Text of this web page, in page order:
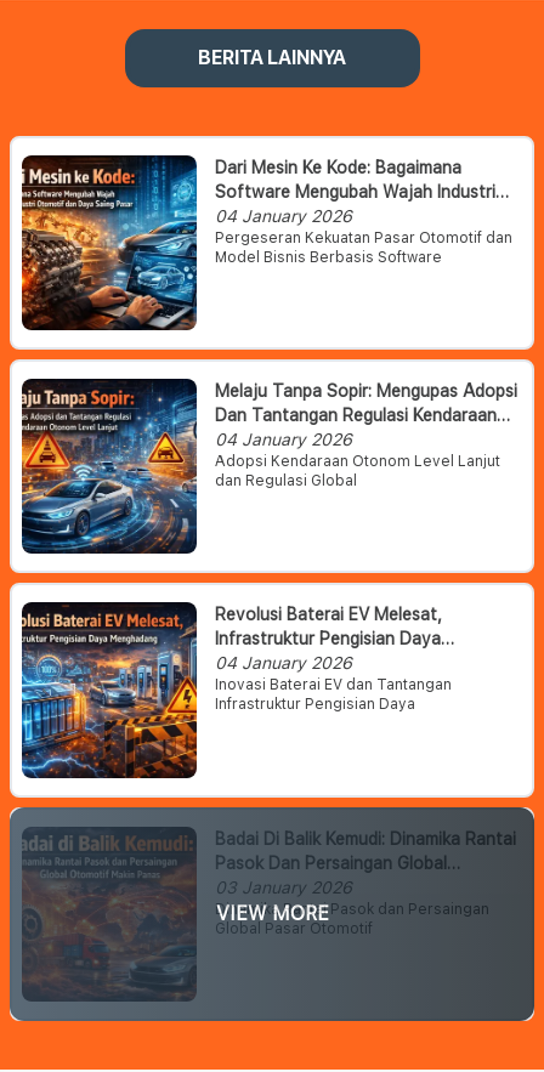
BERITA LAINNYA
Dari Mesin Ke Kode: Bagaimana
Software Mengubah Wajah Industri
Otomotif Dan Daya Saing Pasar
04 January 2026
Pergeseran Kekuatan Pasar Otomotif dan
Model Bisnis Berbasis Software
Melaju Tanpa Sopir: Mengupas Adopsi
Dan Tantangan Regulasi Kendaraan
Otonom Level Lanjut
04 January 2026
Adopsi Kendaraan Otonom Level Lanjut
dan Regulasi Global
Revolusi Baterai EV Melesat,
Infrastruktur Pengisian Daya
Menghadang
04 January 2026
Inovasi Baterai EV dan Tantangan
Infrastruktur Pengisian Daya
Badai Di Balik Kemudi: Dinamika Rantai
Pasok Dan Persaingan Global
Otomotif Makin Panas
03 January 2026
Dinamika Rantai Pasok dan Persaingan
Global Pasar Otomotif
VIEW MORE